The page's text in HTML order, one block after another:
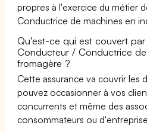
propres à l'exercice du métier
Conductrice de machines en
Qu'est-ce qui est couvert par
Conducteur / Conductrice
fromagère ?
Cette assurance va couvrir les
pouvez occasionner à vos
concurrents et même des
consommateurs ou